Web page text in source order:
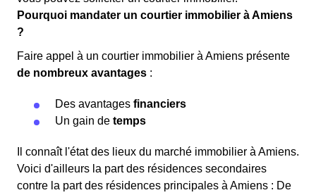
Pourquoi mandater un courtier immobilier à Amiens
?
Faire appel à un courtier immobilier à Amiens présente
de nombreux avantages :
Des avantages financiers
Un gain de temps
Il connaît l'état des lieux du marché immobilier à Amiens.
Voici d'ailleurs la part des résidences secondaires
contre la part des résidences principales à Amiens : De